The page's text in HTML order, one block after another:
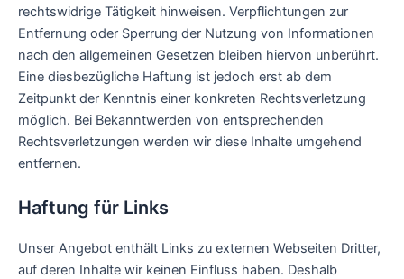
rechtswidrige Tätigkeit hinweisen. Verpflichtungen zur
Entfernung oder Sperrung der Nutzung von Informationen
nach den allgemeinen Gesetzen bleiben hiervon unberührt.
Eine diesbezügliche Haftung ist jedoch erst ab dem
Zeitpunkt der Kenntnis einer konkreten Rechtsverletzung
möglich. Bei Bekanntwerden von entsprechenden
Rechtsverletzungen werden wir diese Inhalte umgehend
entfernen.
Haftung für Links
Unser Angebot enthält Links zu externen Webseiten Dritter,
auf deren Inhalte wir keinen Einfluss haben. Deshalb